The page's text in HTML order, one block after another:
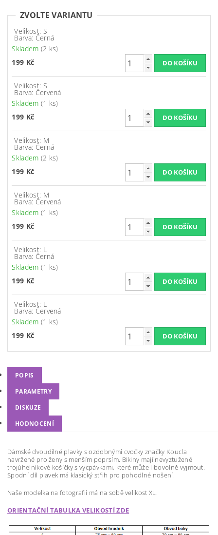
ZVOLTE VARIANTU
Velikost: S
Barva: Černá
Skladem (2 ks)
199 Kč
Velikost: S
Barva: Červená
Skladem (1 ks)
199 Kč
Velikost: M
Barva: Černá
Skladem (2 ks)
199 Kč
Velikost: M
Barva: Červená
Skladem (1 ks)
199 Kč
Velikost: L
Barva: Černá
Skladem (1 ks)
199 Kč
Velikost: L
Barva: Červená
Skladem (1 ks)
199 Kč
POPIS
PARAMETRY
DISKUZE
HODNOCENÍ
Dámské dvoudílné plavky s ozdobnými cvočky značky Koucla
navržené pro ženy s menším poprsím. Bikiny mají nevyztužené
trojúhelníkové košíčky s vycpávkami, které může libovolně vyjmout.
Spodní díl plavek má klasický střih pro pohodlné nošení.
Naše modelka na fotografii má na sobě velikost XL.
ORIENTAČNÍ TABULKA VELIKOSTÍ ZDE